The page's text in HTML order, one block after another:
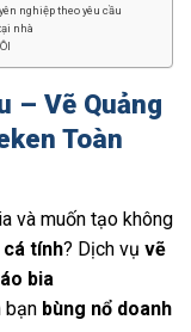
nghiệp theo yêu cầu
nhà
– Vẽ Quảng
Toàn
và muốn tạo không
tính? Dịch vụ vẽ
bia
bạn bùng nổ doanh